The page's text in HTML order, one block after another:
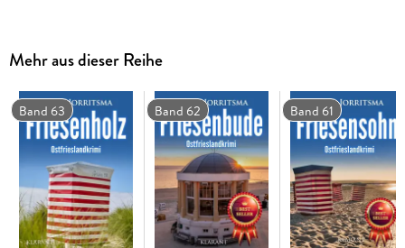
geraten war. Dazu würde nun auch der Holzvogel passen, der
in der Hand des Toten gefunden wurde. Enno Moll ist sich
sicher, es sei eine Elster - eine Vogelart, die verdächtigt wird,
glitzernde Dinge zu stehlen. Hat den Ermordeten etwa seine
Vergangenheit eingeholt? Als sich bei den Ermittlungen
zudem herausstellt, dass der „ Klosterbruder" mithilfe eines
gestohlenen Kirchenschatzes ein neues Leben anfangen
wollte, spitzt sich die Situation immer weiter zu, und
schließlich gerät Mona Sander selbst in eine äußerst
gefährliche Situation!
Mehr aus dieser Reihe
Band 63 Band 62 Band 61